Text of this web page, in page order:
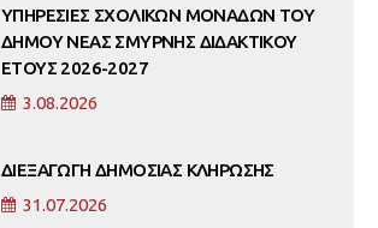
ΥΠΗΡΕΣΙΕΣ ΣΧΟΛΙΚΩΝ ΜΟΝΑΔΩΝ ΤΟΥ
ΔΗΜΟΥ ΝΕΑΣ ΣΜΥΡΝΗΣ ΔΙΔΑΚΤΙΚΟΥ
ΕΤΟΥΣ 2026-2027
3.08.2026
ΔΙΕΞΑΓΩΓΗ ΔΗΜΟΣΙΑΣ ΚΛΗΡΩΣΗΣ
31.07.2026